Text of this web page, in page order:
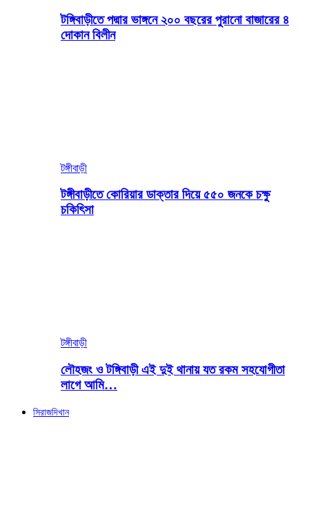
টঙ্গিবাড়ীতে পদ্মার ভাঙ্গনে ২০০ বছরের পুরানো বাজারের ৪
দোকান বিলীন
টঙ্গীবাড়ী
টঙ্গীবাড়ীতে কোরিয়ার ডাক্তার দিয়ে ৫৫০ জনকে চক্ষু
চকিৎিসা
টঙ্গীবাড়ী
লৌহজং ও টঙ্গিবাড়ী এই দুই থানায় যত রকম সহযোগীতা
লাগে আমি…
সিরাজদিখান